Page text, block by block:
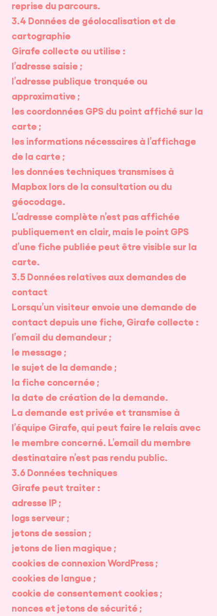
reprise du parcours.
3.4 Données de géolocalisation et de
cartographie
Girafe collecte ou utilise :
l’adresse saisie ;
l’adresse publique tronquée ou
approximative ;
les coordonnées GPS du point affiché sur la
carte ;
les informations nécessaires à l’affichage
de la carte ;
les données techniques transmises à
Mapbox lors de la consultation ou du
géocodage.
L’adresse complète n’est pas affichée
publiquement en clair, mais le point GPS
d’une fiche publiée peut être visible sur la
carte.
3.5 Données relatives aux demandes de
contact
Lorsqu’un visiteur envoie une demande de
contact depuis une fiche, Girafe collecte :
l’email du demandeur ;
le message ;
le sujet de la demande ;
la fiche concernée ;
la date de création de la demande.
La demande est privée et transmise à
l’équipe Girafe, qui peut faire le relais avec
le membre concerné. L’email du membre
destinataire n’est pas rendu public.
3.6 Données techniques
Girafe peut traiter :
adresse IP ;
logs serveur ;
jetons de session ;
jetons de lien magique ;
cookies de connexion WordPress ;
cookies de langue ;
cookie de consentement cookies ;
nonces et jetons de sécurité ;